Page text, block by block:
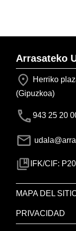
Arrasateko
Herriko
(Gipuzkoa)
943 25 20
IFK/CIF:
MAPA DEL
PRIVACIDAD